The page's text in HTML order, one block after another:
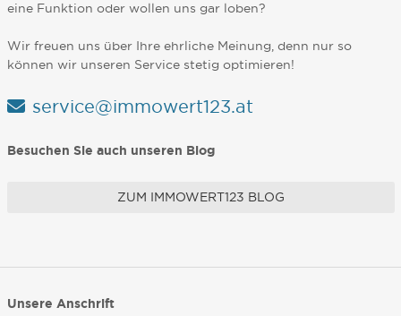
eine Funktion oder wollen uns gar loben?
Wir freuen uns über Ihre ehrliche Meinung, denn nur so
können wir unseren Service stetig optimieren!
service@immowert123.at
Besuchen Sie auch unseren Blog
ZUM IMMOWERT123 BLOG
Unsere Anschrift